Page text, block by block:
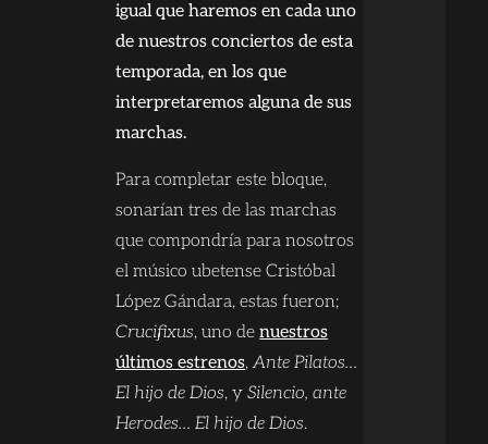
igual que haremos en cada uno
de nuestros conciertos de esta
temporada, en los que
interpretaremos alguna de sus
marchas.
Para completar este bloque,
sonarían tres de las marchas
que compondría para nosotros
el músico ubetense Cristóbal
López Gándara, estas fueron;
Crucifixus, uno denuestros
últimos estrenos,Ante Pilatos…
El hijo de Dios, ySilencio, ante
Herodes… El hijo de Dios.